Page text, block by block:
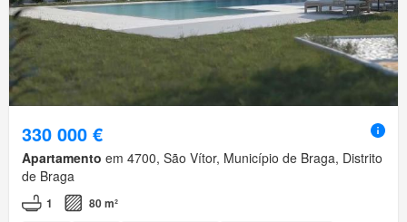
330 000 €
Apartamento em 4700, São Vítor, Município de Braga, Distrito
de Braga
1 80 m²